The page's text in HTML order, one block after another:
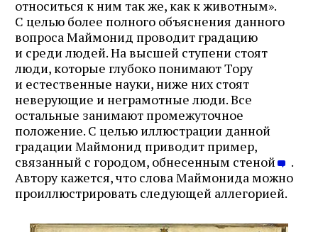
относиться к ним так же, как к животным».
С целью более полного объяснения данного
вопроса Маймонид проводит градацию
и среди людей. На высшей ступени стоят
люди, которые глубоко понимают Тору
и естественные науки, ниже них стоят
неверующие и неграмотные люди. Все
остальные занимают промежуточное
положение. С целью иллюстрации данной
градации Маймонид приводит пример,
связанный с городом, обнесенным стеной
.
Автору кажется, что слова Маймонида можно
проиллюстрировать следующей аллегорией.